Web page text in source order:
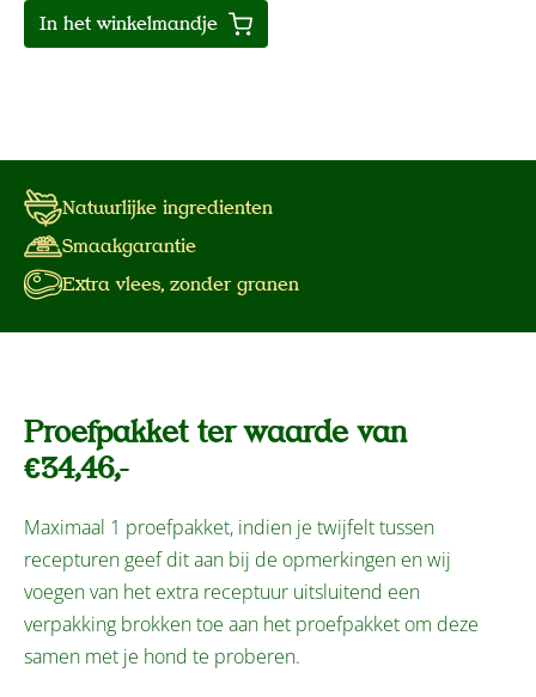
In het winkelmandje
Natuurlijke ingredienten
Smaakgarantie
Extra vlees, zonder granen
Proefpakket ter waarde van
€34,46,-
Maximaal 1 proefpakket, indien je twijfelt tussen
recepturen geef dit aan bij de opmerkingen en wij
voegen van het extra receptuur uitsluitend een
verpakking brokken toe aan het proefpakket om deze
samen met je hond te proberen.